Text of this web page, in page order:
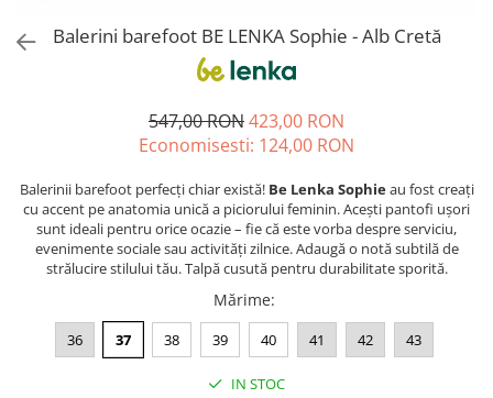
Șosete-pantofi
ReduceriBalerini barefoot BE LENKA Sophie - Alb Cretă
547,00 RON423,00 RON
Economisesti: 124,00 RON
Balerinii barefoot perfecți chiar există! Be Lenka Sophieau fost creați
cu accent pe anatomia unică a piciorului feminin. Acești pantofi ușori
sunt ideali pentru orice ocazie – fie că este vorba despre serviciu,
evenimente sociale sau activități zilnice. Adaugă o notă subtilă de
strălucire stilului tău. Talpă cusută pentru durabilitate sporită.
Mărime:
36 37 38 39 40 41 42 43
IN STOC